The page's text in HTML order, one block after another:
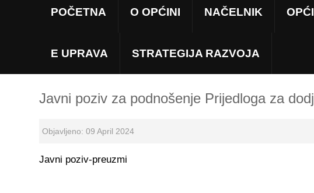
POČETNA O OPĆINI NAČELNIK
E UPRAVA STRATEGIJA RAZVOJA
Javni poziv za podnošenje Prijedloga za
Objavljeno: 09 April 2024
Javni poziv-preuzmi